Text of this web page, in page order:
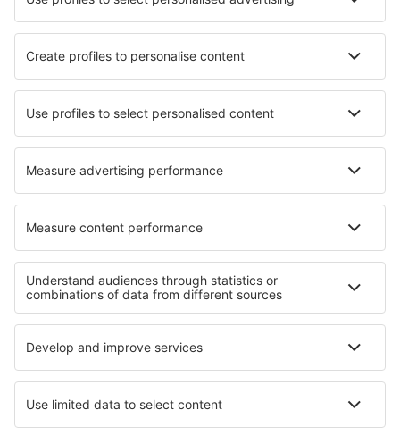
Cazare în Gandesa Cazare în Nurmes
Cazare în La Crescent Cazare Velka Dobra
Cazare în Vevay Cazare în Aarwangen
Cele mai bune locuri de cazare - regiuni
Cazare în Bornholm Cazare în Danemarca
Cazare in Faroe Islands Cazare în Lolland-Falster
Cazare în Cundinamarca
Cazare in Lacul Maggiore Cazare în Gastein